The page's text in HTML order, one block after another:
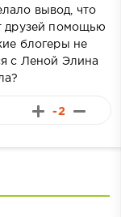
вывод, что
друзей помощью
блогеры не
с Леной Элина
-2